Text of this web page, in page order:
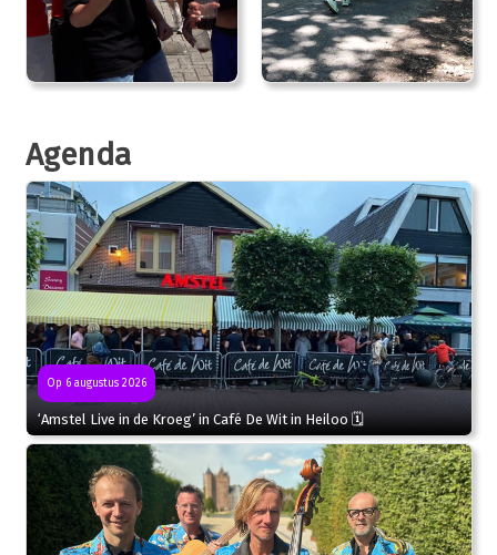
Agenda
Op 6 augustus 2026
‘Amstel Live in de Kroeg’ in Café De Wit in Heiloo 🗓